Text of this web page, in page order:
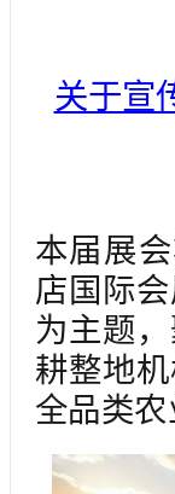
关于宣
本届展
店国际
为主题
耕整地
全品类